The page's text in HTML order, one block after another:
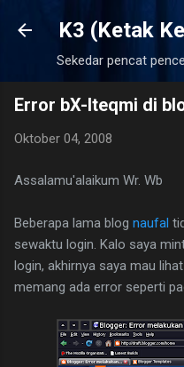
Langsung
K3 (Ketak
Sekedar pencat
Error bX-Iteqmi di
Oktober 04, 2008
Assalamu'alaikum Wr. Wb
Beberapa lama blog naufal
sewaktu login. Kalo saya
login, akhirnya saya mau
memang ada error seperti